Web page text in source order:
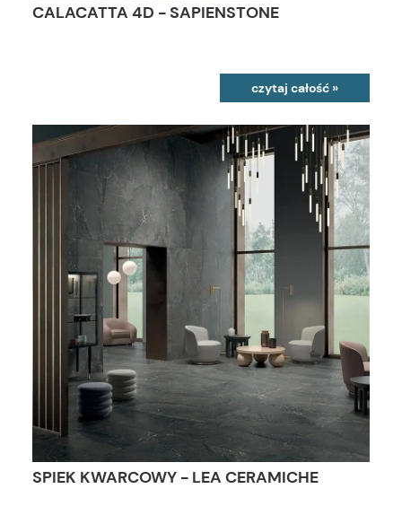
CALACATTA 4D - SAPIENSTONE
czytaj całość »
SPIEK KWARCOWY - LEA CERAMICHE